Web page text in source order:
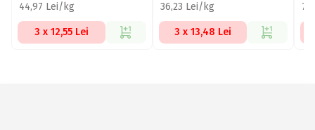
44,97 Lei/kg
3 x 12,55 Lei
36,23 Lei/kg
3 x 13,48 Lei